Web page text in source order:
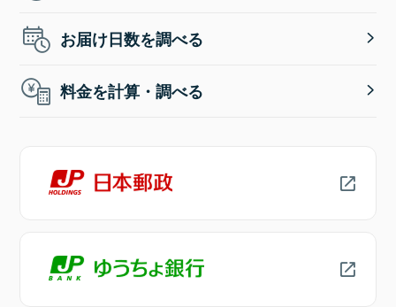
お届け日数を調べる
料金を計算・調べる